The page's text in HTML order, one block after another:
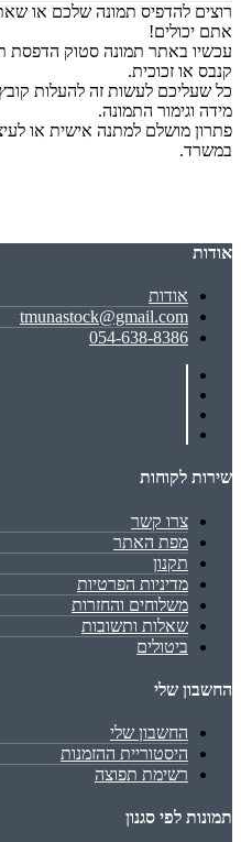
רוצים להדפיס תמונה שלכם או
אתם יכולים!
עכשיו באתר תמונה סטוק הדפסת
קנבס או זכוכית.
כל שעליכם לעשות זה להעלות
מידה וגימור התמונה.
פתרון מושלם למתנה אישית או
במשרד.
אודות
אודות
tmunastock@gmail.com
054-638-8386
שירות לקוחות
צרו קשר
מפת האתר
תקנון
מדיניות הפרטיות
משלוחים והחזרות
שאלות ותשובות
ביטולים
החשבון שלי
החשבון שלי
היסטוריית ההזמנות
רשימת תפוצה
תמונות לפי סגנון